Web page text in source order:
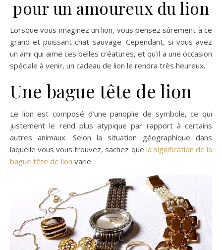
pour un amoureux du lion
Lorsque vous imaginez un lion, vous pensez sûrement à ce
grand et puissant chat sauvage. Cependant, si vous avez
un ami qui aime ces belles créatures, et qu’il a une occasion
spéciale à venir, un cadeau de lion le rendra très heureux.
Une bague tête de lion
Le lion est composé d’une panoplie de symbole, ce qui
justement le rend plus atypique par rapport à certains
autres animaux. Selon la situation géographique dans
laquelle vous vous trouvez, sachez que la signification de la
bague tête de lion varie.